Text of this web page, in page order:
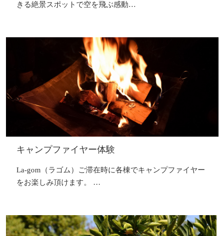
きる絶景スポットで空を飛ぶ感動…
キャンプファイヤー体験
La-gom（ラゴム）ご滞在時に各棟でキャンプファイヤー
をお楽しみ頂けます。 …